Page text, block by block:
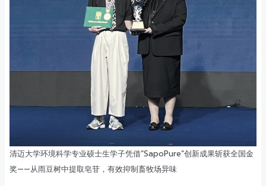
清迈大学环境科学专业硕士生学子凭借“SapoPure”创新成果斩获全国金
奖——从雨豆树中提取皂苷，有效抑制畜牧场异味